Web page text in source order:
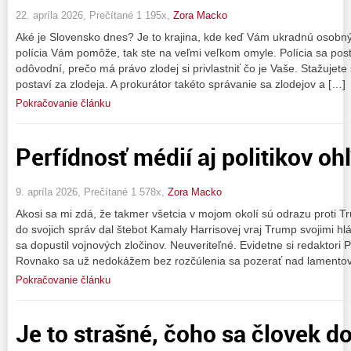
22. apríla 2026, Prečítané 1 195x, Zora Macko
Aké je Slovensko dnes? Je to krajina, kde keď Vám ukradnú
polícia Vám pomôže, tak ste na veľmi veľkom omyle. Polícia sa
odôvodní, prečo má právo zlodej si privlastniť čo je Vaše.
postaví za zlodeja. A prokurátor takéto správanie sa zlodejov a […]
Pokračovanie článku
Perfídnosť médií aj politikov
9. apríla 2026, Prečítané 1 578x, Zora Macko
Akosi sa mi zdá, že takmer všetcia v mojom okolí sú odrazu proti
do svojich správ dal štebot Kamaly Harrisovej vraj Trump svojimi
sa dopustil vojnových zločinov. Neuveriteľné. Evidetne si redaktori
Rovnako sa už nedokážem bez rozčúlenia sa pozerať nad
Pokračovanie článku
Je to strašné, čoho sa človek